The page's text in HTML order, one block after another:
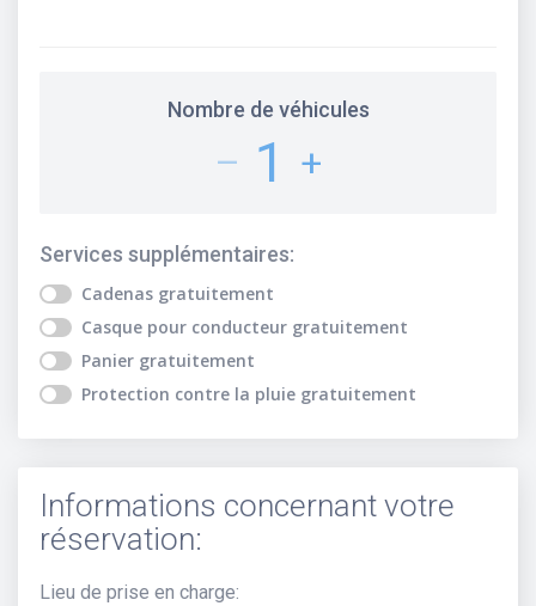
Nombre de véhicules
– 1 +
Services supplémentaires:
Cadenas gratuitement
Casque pour conducteur gratuitement
Panier gratuitement
Protection contre la pluie gratuitement
Informations concernant votre
réservation:
Lieu de prise en charge: